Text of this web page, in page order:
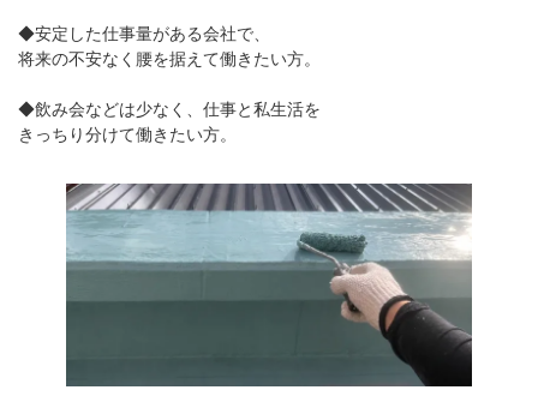
◆安定した仕事量がある会社で、
将来の不安なく腰を据えて働きたい方。
◆飲み会などは少なく、仕事と私生活を
きっちり分けて働きたい方。